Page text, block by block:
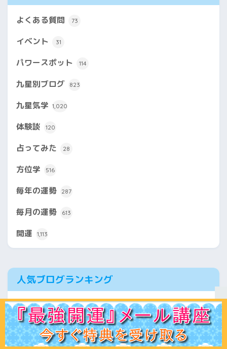
よくある質問 73
イベント 31
パワースポット 114
九星別ブログ 823
九星気学 1,020
体験談 120
占ってみた 28
方位学 516
毎年の運勢 287
毎月の運勢 613
開運 1,113
人気ブログランキング
開運カウンセリングランキング
ホーム 初見の方へﾌﾟﾛﾌｨｰﾙ 鑑定ﾒﾆｭｰ運命学講座易占講座お客様声体験談 記事一覧お問合せ Q＆A 出版書